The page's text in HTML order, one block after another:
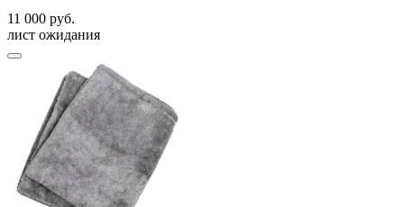
11 000 руб.
лист ожидания